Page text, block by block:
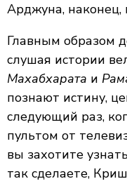
Арджуна,
Главным образом
слушая истории
Махабхарата и
познают истину,
следующий раз,
пультом от
вы захотите
так сделаете,